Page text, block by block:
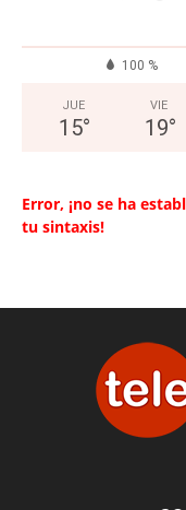
100 %
JUE
15°
VIE
19°
Error, ¡no se ha
tu sintaxis!